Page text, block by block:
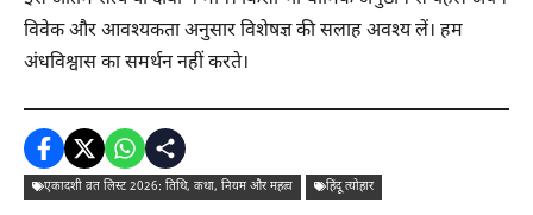
विवेक और आवश्यकता अनुसार विशेषज्ञ की सलाह अवश्य लें। हम
अंधविश्वास का समर्थन नहीं करते।
एकादशी व्रत लिस्ट 2026: तिथि, कथा, नियम और महत्व हिंदू त्योहार